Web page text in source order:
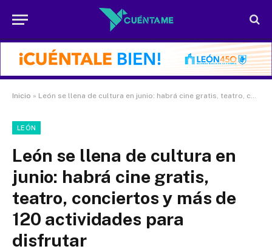
Inicio » León se llena de cultura en junio: habrá cine gratis, teatro, conciertos y más de 120 actividades para disfrutar
LEÓN
León se llena de cultura en
junio: habrá cine gratis,
teatro, conciertos y más de
120 actividades para
disfrutar